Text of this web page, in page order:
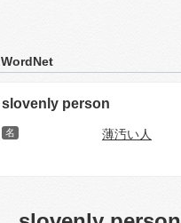
WordNet
slovenly person
名 薄汚い人